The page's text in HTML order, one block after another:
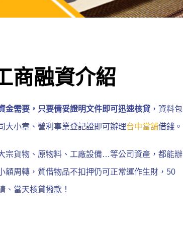
商融資介紹
金需要，只要備妥證明文件即可迅速核貸 ，資料包
大小章、營利事業登記證即可辦理台中當舖借錢。
宗貨物、原物料、工廠設備…等公司資產，都能辦
額周轉，質借物品不扣押仍可正常運作生財，50
、當天核貸撥款！